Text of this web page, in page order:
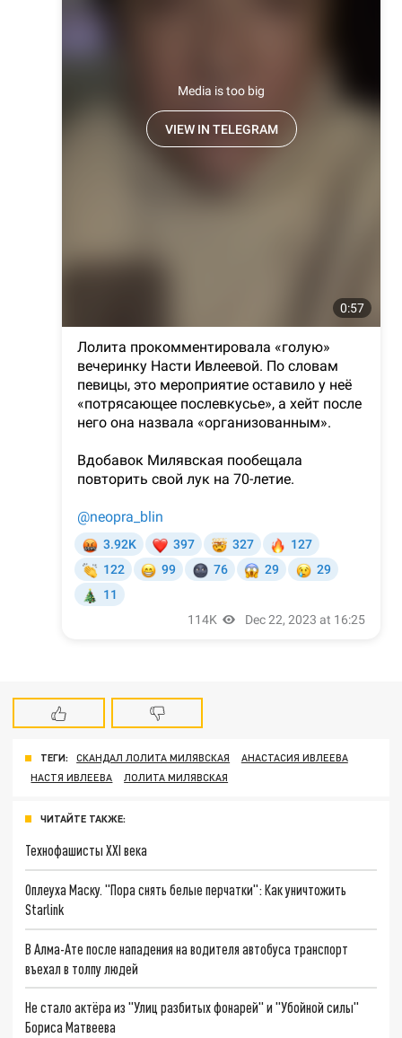
ТЕГИ: СКАНДАЛ ЛОЛИТА МИЛЯВСКАЯ
АНАСТАСИЯ ИВЛЕЕВА
НАСТЯ ИВЛЕЕВА
ЛОЛИТА МИЛЯВСКАЯ
ЧИТАЙТЕ ТАКЖЕ:
Технофашисты XXI века
Оплеуха Маску. "Пора снять белые перчатки": Как уничтожить
Starlink
В Алма-Ате после нападения на водителя автобуса транспорт
въехал в толпу людей
Не стало актёра из "Улиц разбитых фонарей" и "Убойной силы"
Бориса Матвеева